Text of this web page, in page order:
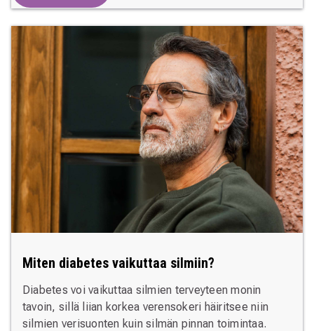
Miten diabetes vaikuttaa silmiin?
Diabetes voi vaikuttaa silmien terveyteen monin
tavoin, sillä liian korkea verensokeri häiritsee niin
silmien verisuonten kuin silmän pinnan toimintaa.